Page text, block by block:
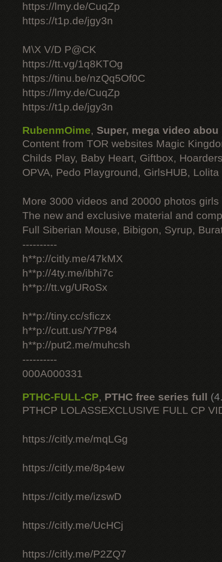
https://lmy.de/CuqZp
https://t1p.de/jgy3n
M\X V/D P@CK
https://tt.vg/1q8KTOg
https://tinu.be/nzQq5Of0C
https://lmy.de/CuqZp
https://t1p.de/jgy3n
RubenmOime, Super, mega video abou
Content from TOR websites Magic
Childs Play, Baby Heart, Giftbox,
OPVA, Pedo Playground, GirlsHUB, Lolita
More 3000 videos and 20000 photos
The new and exclusive material and
Full Siberian Mouse, Bibigon, Syrup,
----------
h**p://citly.me/47kMX
h**p://4ty.me/ibhi7c
h**p://tt.vg/URoSx
h**p://tiny.cc/sficzx
h**p://cutt.us/Y7P84
h**p://put2.me/muhcsh
----------
000A000331
PTHC-FULL-CP, PTHC free series full
PTHCP LOLASSEXCLUSIVE FULL CP
https://citly.me/mqLGg
https://citly.me/8p4ew
https://citly.me/izswD
https://citly.me/UcHCj
https://citly.me/P2ZQ7